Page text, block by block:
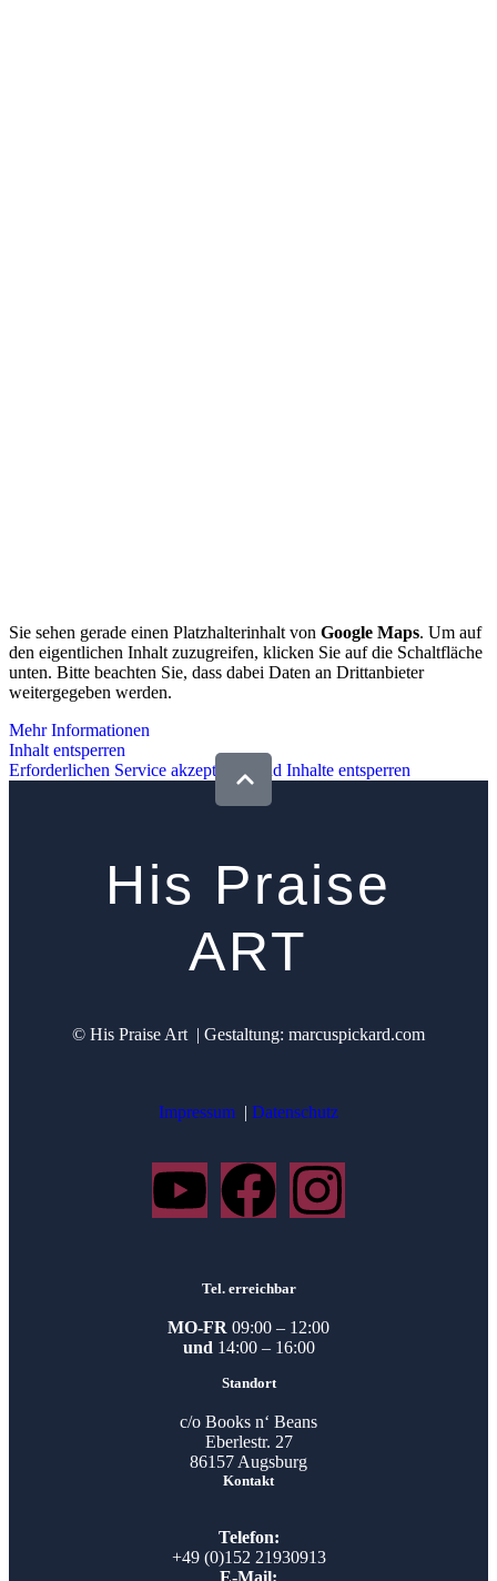
Sie sehen gerade einen Platzhalterinhalt von Google Maps. Um auf
den eigentlichen Inhalt zuzugreifen, klicken Sie auf die Schaltfläche
unten. Bitte beachten Sie, dass dabei Daten an Drittanbieter
weitergegeben werden.
Mehr Informationen
Inhalt entsperren
Erforderlichen Service akzeptieren und Inhalte entsperren
His Praise
ART
© His Praise Art | Gestaltung: marcuspickard.com
Impressum | Datenschutz
Tel. erreichbar
MO-FR 09:00 – 12:00
und 14:00 – 16:00
Standort
c/o Books n‘ Beans
Eberlestr. 27
86157 Augsburg
Kontakt
Telefon:
+49 (0)152 21930913
E-Mail: